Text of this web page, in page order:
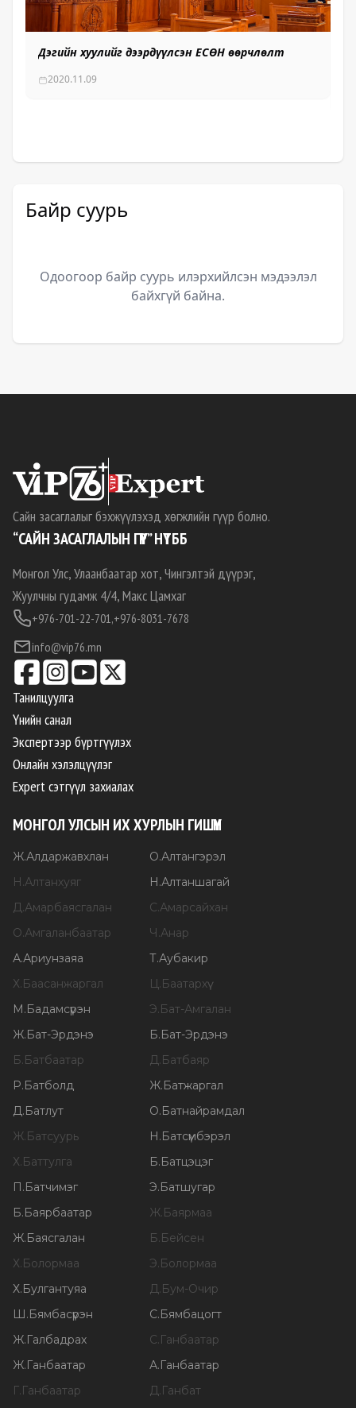
Дэгийн хуулийг дээрдүүлсэн ЕСӨН өөрчлөлт
2020.11.09
Байр суурь
Одоогоор байр суурь илэрхийлсэн мэдээлэл
байхгүй байна.
Сайн засаглалыг бэхжүүлэхэд хөгжлийн гүүр болно.
“САЙН ЗАСАГЛАЛЫН ГҮҮР” НҮТББ
Монгол Улс, Улаанбаатар хот, Чингэлтэй дүүрэг,
Жуулчны гудамж 4/4, Макс Цамхаг
+976-701-22-701,+976-8031-7678
info@vip76.mn
Танилцуулга
Үнийн санал
Экспертээр бүртгүүлэх
Онлайн хэлэлцүүлэг
Expert сэтгүүл захиалах
МОНГОЛ УЛСЫН ИХ ХУРЛЫН ГИШҮҮН
Ж.Алдаржавхлан О.Алтангэрэл
Н.Алтанхуяг Н.Алтаншагай
Д.Амарбаясгалан С.Амарсайхан
О.Амгаланбаатар Ч.Анар
А.Ариунзаяа Т.Аубакир
Х.Баасанжаргал Ц.Баатархүү
М.Бадамсүрэн Э.Бат-Амгалан
Ж.Бат-Эрдэнэ Б.Бат-Эрдэнэ
Б.Батбаатар Д.Батбаяр
Р.Батболд Ж.Батжаргал
Д.Батлут О.Батнайрамдал
Ж.Батсуурь Н.Батсүмбэрэл
Х.Баттулга Б.Батцэцэг
П.Батчимэг Э.Батшугар
Б.Баярбаатар Ж.Баярмаа
Ж.Баясгалан Б.Бейсен
Х.Болормаа Э.Болормаа
Х.Булгантуяа Д.Бум-Очир
Ш.Бямбасүрэн С.Бямбацогт
Ж.Галбадрах С.Ганбаатар
Ж.Ганбаатар А.Ганбаатар
Г.Ганбаатар Д.Ганбат